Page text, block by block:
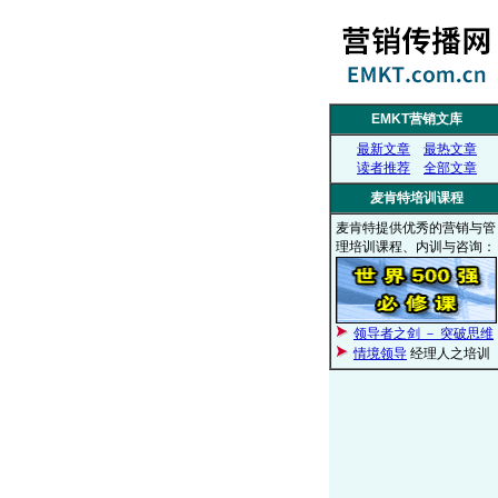
EMKT营销文库
最新文章
最热文章
读者推荐
全部文章
麦肯特培训课程
麦肯特提供优秀的营销与管
理培训课程、内训与咨询：
领导者之剑 － 突破思维
情境领导 经理人之培训